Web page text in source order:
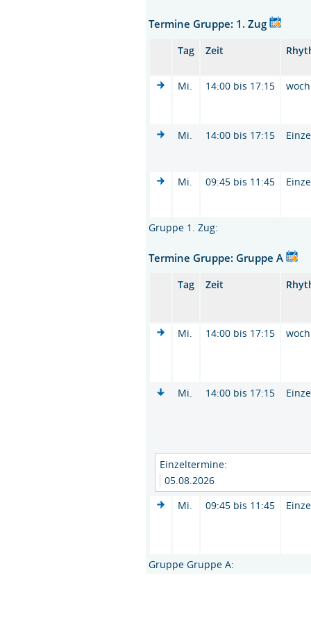
Termine Gruppe: 1. Zug
Tag Zeit
Mi. 14:00 bis 17:15 woch
Mi. 14:00 bis 17:15
Mi. 09:45 bis 11:45
Gruppe 1. Zug:
Termine Gruppe: Gruppe A
Tag Zeit
Mi. 14:00 bis 17:15 woch
Mi. 14:00 bis 17:15
Einzeltermine:
05.08.2026
Mi.
09:45 bis 11:45
Gruppe Gruppe A: